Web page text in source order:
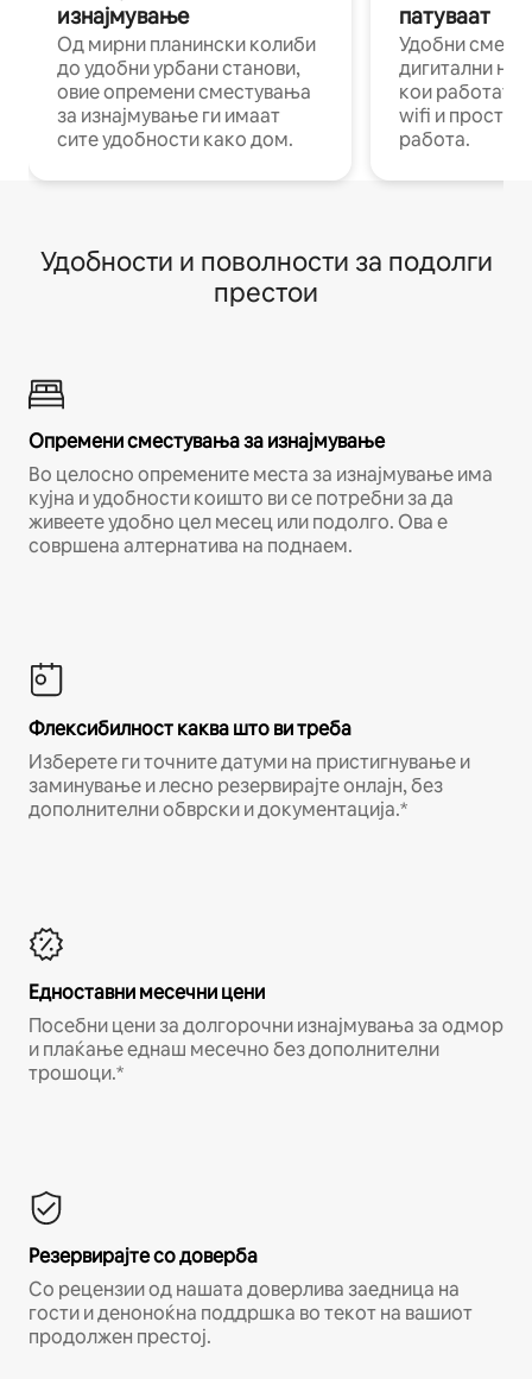
изнајмување
Од мирни планински колиби
до удобни урбани станови,
овие опремени сместувања
за изнајмување ги имаат
сите удобности како дом.
патуваат
Удобни
дигитални
кои работат
wifi и
работа.
Удобности и поволности за подолги
престои
Опремени сместувања за изнајмување
Во целосно опремените места за изнајмување има
кујна и удобности коишто ви се потребни за да
живеете удобно цел месец или подолго. Ова е
совршена алтернатива на поднаем.
Флексибилност каква што ви треба
Изберете ги точните датуми на пристигнување и
заминување и лесно резервирајте онлајн, без
дополнителни обврски и документација.*
Едноставни месечни цени
Посебни цени за долгорочни изнајмувања за одмор
и плаќање еднаш месечно без дополнителни
трошоци.*
Резервирајте со доверба
Со рецензии од нашата доверлива заедница на
гости и деноноќна поддршка во текот на вашиот
продолжен престој.